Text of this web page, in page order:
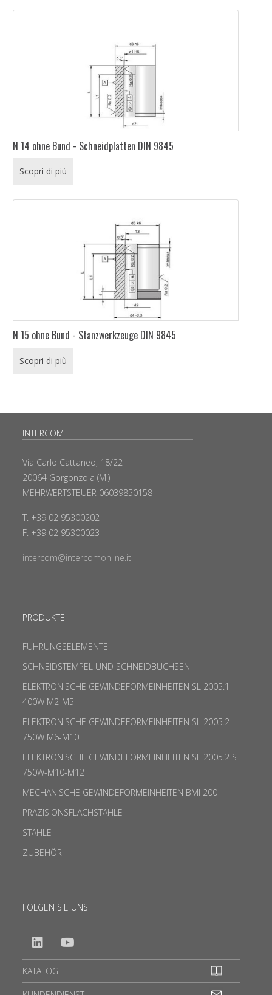
N 14 ohne Bund - Schneidplatten DIN 9845
Scopri di più
N 15 ohne Bund - Stanzwerkzeuge DIN 9845
Scopri di più
INTERCOM
Via Carlo Cattaneo, 18/22
20064 Gorgonzola (MI)
MEHRWERTSTEUER 06039850158
T. +39 02 95300202
F. +39 02 95300023
intercom@intercomonline.it
PRODUKTE
FÜHRUNGSELEMENTE
SCHNEIDSTEMPEL UND SCHNEIDBUCHSEN
ELEKTRONISCHE GEWINDEFORMEINHEITEN SL 2005.1
400W M2-M5
ELEKTRONISCHE GEWINDEFORMEINHEITEN SL 2005.2
750W M6-M10
ELEKTRONISCHE GEWINDEFORMEINHEITEN SL 2005.2 S
750W-M10-M12
MECHANISCHE GEWINDEFORMEINHEITEN BMI 200
PRÄZISIONSFLACHSTÄHLE
STÄHLE
ZUBEHÖR
FOLGEN SIE UNS
KATALOGE